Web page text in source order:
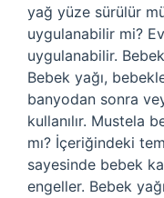
yağ yüze sürülür
uygulanabilir mi?
uygulanabilir.
Bebek yağı,
banyodan sonra
kullanılır. Mustela
mı? İçeriğindeki
sayesinde bebek
engeller. Bebek